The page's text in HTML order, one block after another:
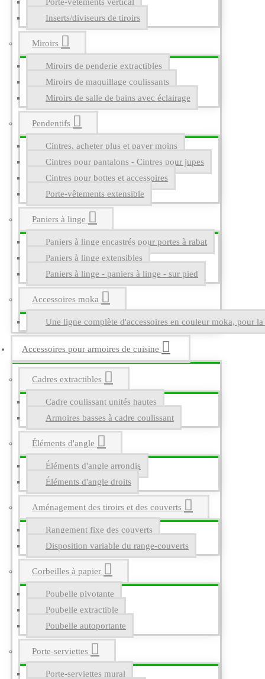
Inserts/diviseurs de tiroirs
Miroirs
Miroirs de penderie extractibles
Miroirs de maquillage coulissants
Miroirs de salle de bains avec éclairage
Pendentifs
Cintres, acheter plus et payer moins
Cintres pour pantalons - Cintres pour jupes
Cintres pour bottes et accessoires
Porte-vêtements extensible
Paniers à linge
Paniers à linge encastrés pour portes à rabat
Paniers à linge extensibles
Paniers à linge - paniers à linge - sur pied
Accessoires moka
Une ligne complète d'accessoires en couleur moka, pour
Accessoires pour armoires de cuisine
Cadres extractibles
Cadre coulissant unités hautes
Armoires basses à cadre coulissant
Éléments d'angle
Éléments d'angle arrondis
Éléments d'angle droits
Aménagement des tiroirs et des couverts
Rangement fixe des couverts
Disposition variable du range-couverts
Corbeilles à papier
Poubelle pivotante
Poubelle extractible
Poubelle autoportante
Porte-serviettes
Porte-serviettes mural